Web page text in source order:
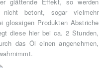
glättende Effekt, so werden
nicht betont, sogar vielmehr
glossigen Produkten Abstriche
diese hier bei ca. 2 Stunden,
das Öl einen angenehmen,